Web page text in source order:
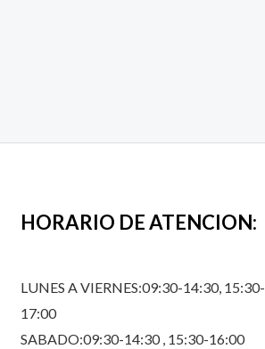
HORARIO DE ATENCION:
LUNES A VIERNES:09:30-14:30, 15:30-
17:00
SABADO:09:30-14:30 , 15:30-16:00